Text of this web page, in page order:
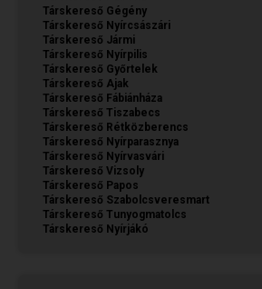
Társkereső Gégény
Társkereső Nyírcsászári
Társkereső Jármi
Társkereső Nyírpilis
Társkereső Győrtelek
Társkereső Ajak
Társkereső Fábiánháza
Társkereső Tiszabecs
Társkereső Rétközberencs
Társkereső Nyírparasznya
Társkereső Nyírvasvári
Társkereső Vizsoly
Társkereső Papos
Társkereső Szabolcsveresmart
Társkereső Tunyogmatolcs
Társkereső Nyírjákó